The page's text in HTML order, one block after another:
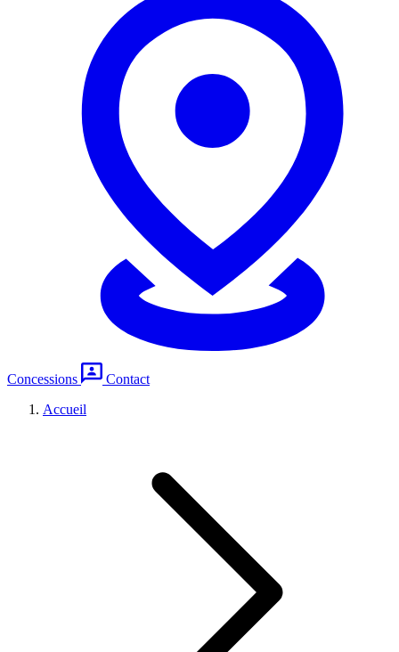
Concessions
Contact
Accueil